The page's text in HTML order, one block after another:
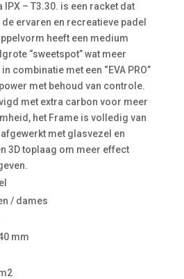
– T3.30. is een racket dat
ervaren en recreatieve padel
heeft een medium
“sweetspot” wat meer
combinatie met een “EVA PRO”
met behoud van controle.
met extra carbon voor meer
het Frame is volledig van
met glasvezel en
3D toplaag om meer effect
/ dames
mm